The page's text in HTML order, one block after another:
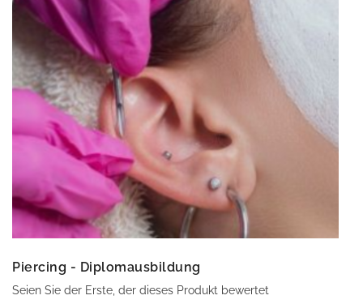
Piercing - Diplomausbildung
Seien Sie der Erste, der dieses Produkt bewertet